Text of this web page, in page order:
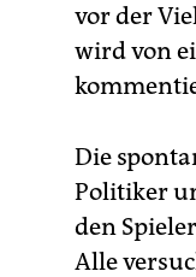
vor der
wird von
Die
Politiker
den
Alle